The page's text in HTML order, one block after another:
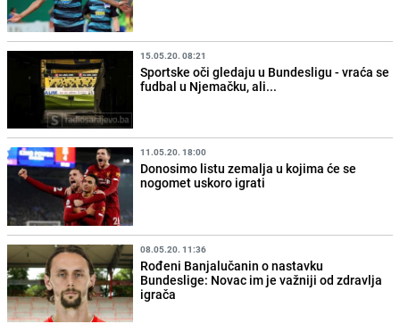
15.05.20. 08:21
Sportske oči gledaju u Bundesligu - vraća se
fudbal u Njemačku, ali...
11.05.20. 18:00
Donosimo listu zemalja u kojima će se
nogomet uskoro igrati
08.05.20. 11:36
Rođeni Banjalučanin o nastavku
Bundeslige: Novac im je važniji od zdravlja
igrača